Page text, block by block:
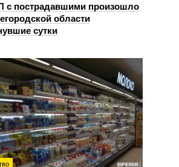
с пострадавшими произошло
области
сутки